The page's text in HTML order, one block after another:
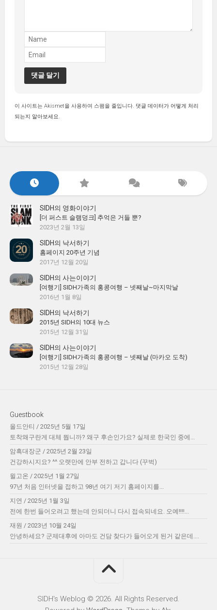
이 사이트는 Akismet을 사용하여 스팸을 줄입니다. 댓글 데이터가 어떻게 처리
되는지 알아보세요.
SIDH의 영화이야기
[더 퍼스트 슬램덩크] 추억은 거들 뿐?
2023년 2월 13일
SIDH의 낙서하기
홈페이지 20주년 기념
2017년 12월 20일
SIDH의 사는이야기
[여행기] SIDH가족의 홍콩여행 – 넷째날~마지막날
2016년 1월 8일
SIDH의 낙서하기
2015년 SIDH의 10대 뉴스
2015년 12월 31일
SIDH의 사는이야기
[여행기] SIDH가족의 홍콩여행 – 넷째날 (마카오 도착)
2015년 12월 28일
Guestbook
올드안티 / 2025년 5월 17일
토착왜구란게 대체 뭡니까? 왜구 후손인가요? 실제로 한국인 중에...
암흑대장군 / 2025년 2월 23일
건강하시지요? ^^ 오랫만에 안부 전하고 갑니다 (꾸벅)
윌고온 / 2025년 1월 27일
97년 처음 인터넷을 접하고 98년 여기 저기 홈페이지를...
지연 / 2025년 1월 3일
전에 한번 들어오려고 했는데 안되더니 다시 접속되네요. 오예!!!!...
재원 / 2023년 10월 24일
안녕하세요? 군제대후에 아마도 건담 찾다가 들어오게 된거 같은데....
SIDH′s Weblog © 2026. All Rights Reserved.